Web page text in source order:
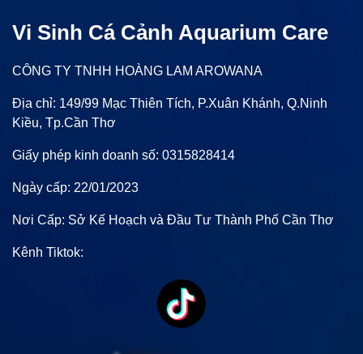
Vi Sinh Cá Cảnh Aquarium Care
CÔNG TY TNHH HOÀNG LAM AROWANA
Địa chỉ: 149/99 Mạc Thiên Tích, P.Xuân Khánh, Q.Ninh
Kiều, Tp.Cần Thơ
Giấy phép kinh doanh số: 0315828414
Ngày cấp: 22/01/2023
Nơi Cấp: Sở Kế Hoạch và Đầu Tư Thành Phố Cần Thơ
Kênh Tiktok: